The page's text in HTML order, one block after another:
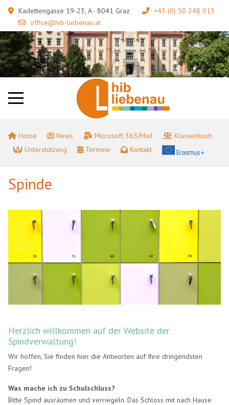
Kadettengasse 19-23, A - 8041 Graz
+43 (0) 50 248 013
office@hib-liebenau.at
Home News Microsoft 365/Mail
Klassenbuch
Unterstützung
Termine Kontakt
Spinde
Herzlich willkommen auf der Website der
Spindverwaltung!
Wir hoffen, Sie finden hier die Antworten auf Ihre dringendsten
Fragen!
Was mache ich zu Schulschluss?
Bitte Spind ausräumen und verriegeln. Das Schloss mit nach Hause